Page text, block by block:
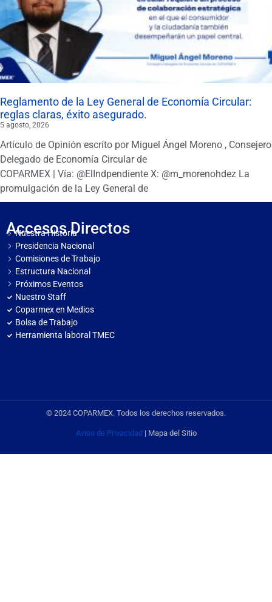
Reglamento de la Ley General de Economía Circular:
reglas claras, éxito asegurado.
5 agosto, 2026
Artículo de Opinión escrito por Miguel Ángel Moreno , Consejero
Delegado de Economía Circular de
COPARMEX | Vía: @ElIndpendiente X: @m_morenohdez La
promulgación de la Ley General de
Accesos Directos
Nuestra Historia
Presidencia Nacional
Comisiones de Trabajo
Estructura Nacional
Próximos Eventos
Nuestro Staff
Coparmex en Medios
Bolsa de Trabajo
Herramienta laboral TMEC
© 2024 COPARMEX. Todos los derechos reservados.
Aviso de Privacidad | Mapa del Sitio